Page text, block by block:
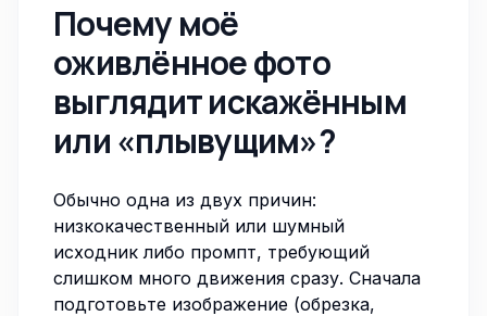
Почему моё
оживлённое фото
выглядит искажённым
или «плывущим»?
Обычно одна из двух причин:
низкокачественный или шумный
исходник либо промпт, требующий
слишком много движения сразу. Сначала
подготовьте изображение (обрезка,